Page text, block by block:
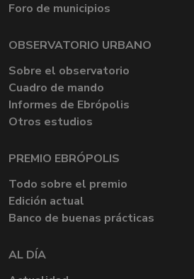
Foro de municipios
OBSERVATORIO URBANO
Sobre el observatorio
Cuadro de mando
Informes de Ebrópolis
Otros estudios
PREMIO EBRÓPOLIS
Todo sobre el premio
Edición actual
Banco de buenas prácticas
AL DÍA